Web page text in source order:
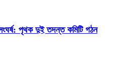
পৃথক দুই তদন্ত কমিটি গঠন